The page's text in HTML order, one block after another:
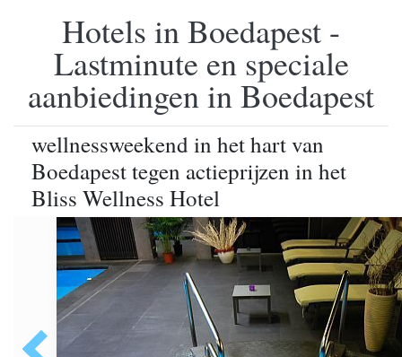
Hotels in Boedapest -
Lastminute en speciale
aanbiedingen in Boedapest
wellnessweekend in het hart van
Boedapest tegen actieprijzen in het
Bliss Wellness Hotel